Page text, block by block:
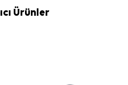
Ürünler